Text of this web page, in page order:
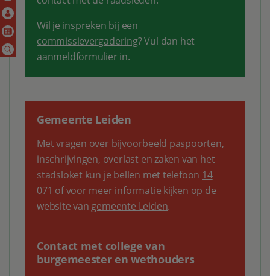
Wil je inspreken bij een
commissievergadering? Vul dan het
aanmeldformulier in.
Gemeente Leiden
Met vragen over bijvoorbeeld paspoorten,
inschrijvingen, overlast en zaken van het
stadsloket kun je bellen met telefoon 14
071 of voor meer informatie kijken op de
website van gemeente Leiden.
Contact met college van
burgemeester en wethouders